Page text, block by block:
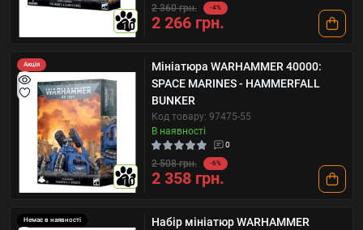
10
2 360 грн. -4%
2 266 грн.
Акція
10
Мініатюра WARHAMMER 40000:
SPACE MARINES - HAMMERFALL
BUNKER
Код товару: 97475-55
В наявності
0
2 508 грн. -6%
2 358 грн.
Немає в наявності
Набір мініатюр WARHAMMER